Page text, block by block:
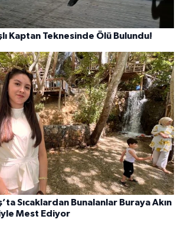
Kaptan Teknesinde Ölü Bulundu!
Sıcaklardan Bunalanlar Buraya Akın
Mest Ediyor